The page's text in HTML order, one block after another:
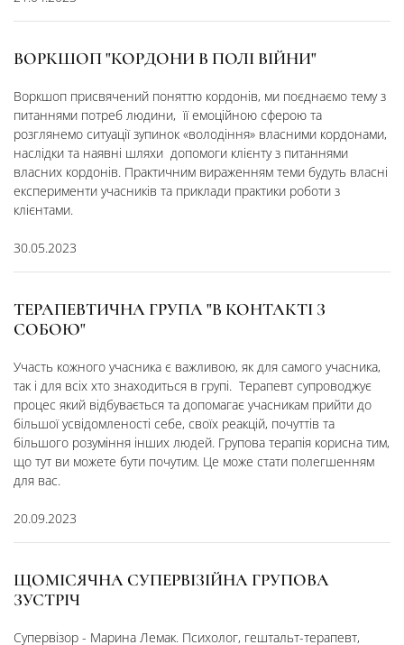
ВОРКШОП "КОРДОНИ В ПОЛІ ВІЙНИ"
Воркшоп присвячений поняттю кордонів, ми поєднаємо тему з
питаннями потреб людини, її емоційною сферою та
розглянемо ситуації зупинок «володіння» власними кордонами,
наслідки та наявні шляхи допомоги клієнту з питаннями
власних кордонів. Практичним вираженням теми будуть власні
експерименти учасників та приклади практики роботи з
клієнтами.
30.05.2023
ТЕРАПЕВТИЧНА ГРУПА "В КОНТАКТІ З
СОБОЮ"
Участь кожного учасника є важливою, як для самого учасника,
так і для всіх хто знаходиться в групі. Терапевт супроводжує
процес який відбувається та допомагає учасникам прийти до
більшої усвідомленості себе, своїх реакцій, почуттів та
більшого розуміння інших людей. Групова терапія корисна тим,
що тут ви можете бути почутим. Це може стати полегшенням
для вас.
20.09.2023
ЩОМІСЯЧНА СУПЕРВІЗІЙНА ГРУПОВА
ЗУСТРІЧ
Супервізор - Марина Лемак. Психолог, гештальт-терапевт,